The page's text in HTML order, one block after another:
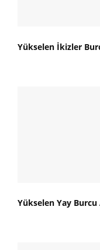
Yükselen İkizler
Yükselen Yay